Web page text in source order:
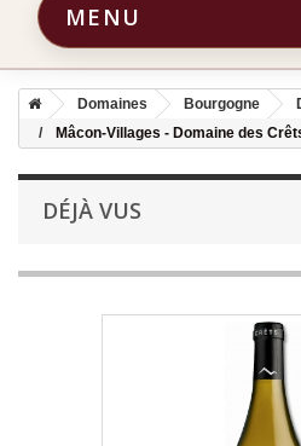
MENU
Domaines Bourgogne
Mâcon-Villages - Domaine des
DÉJÀ VUS